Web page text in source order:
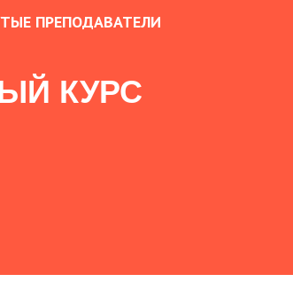
ПРЕПОДАВАТЕЛИ
КУРС